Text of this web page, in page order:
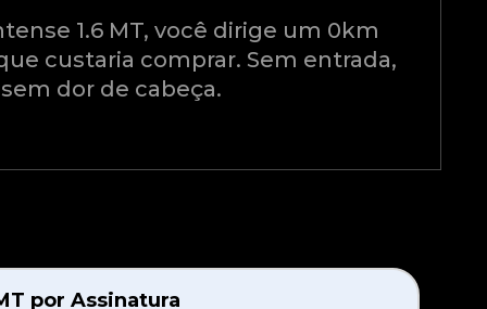
1.6 MT, você dirige um 0km
custaria comprar. Sem entrada,
dor de cabeça.
por Assinatura